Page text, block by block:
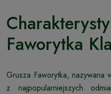
Faworytka
Grusza Faworytka, nazywana
z najpopularniejszych